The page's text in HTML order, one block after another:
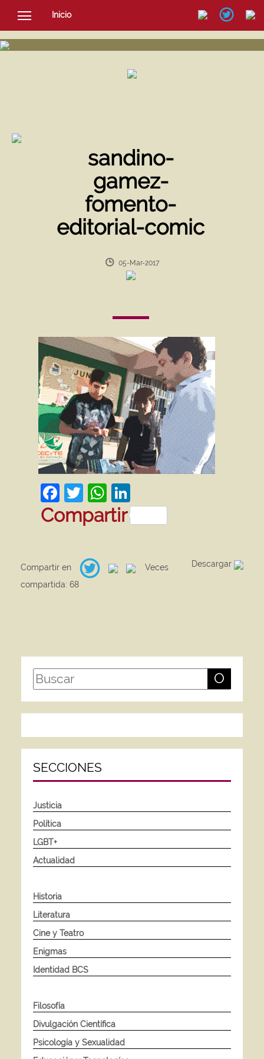
Inicio
SOCIEDAD
sandino-
gamez-
fomento-
editorial-comic
05-Mar-2017
Facebook
TwitterWhatsApp
Compartir
Compartir en Descargar
Veces
compartida: 68
O
SECCIONES
Justicia
Política
LGBT+
Actualidad
Historia
Literatura
Cine y Teatro
Enigmas
Identidad BCS
Filosofía
Divulgación Científica
Psicología y Sexualidad